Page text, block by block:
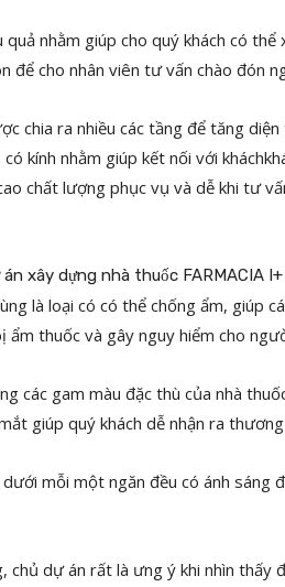
nhằm giúp cho quý khách có
để cho nhân viên tư vấn chào đón
chia ra nhiều các tầng để tăng
kính nhằm giúp kết nối với
chất lượng phục vụ và dễ khi tư
là loại có có thể chống ẩm, giúp
ẩm thuốc và gây nguy hiểm cho
các gam màu đặc thù của nhà
giúp quý khách dễ nhận ra
mỗi một ngăn đều có ánh sáng
chủ dự án rất là ưng ý khi nhìn thấy